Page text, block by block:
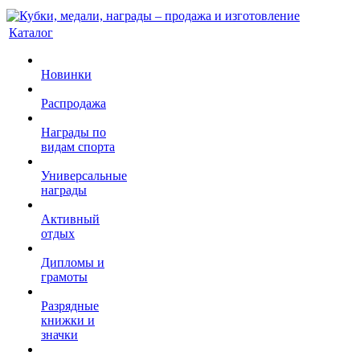
Каталог
Новинки
Распродажа
Награды по
видам спорта
Универсальные
награды
Активный
отдых
Дипломы и
грамоты
Разрядные
книжки и
значки